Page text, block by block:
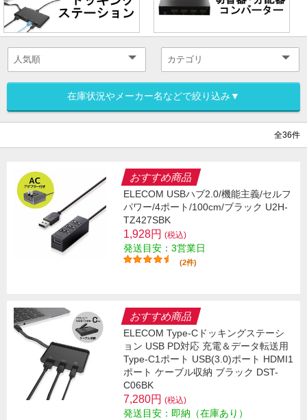
在庫状況やメーカー名などで絞り込み▼
全36件
おすすめ商品
ELECOM USBハブ2.0/機能主義/セルフ
パワー/4ポート/100cm/ブラック U2H-
TZ427SBK
1,928円 (税込)
発送目安：3営業日
(2件)
おすすめ商品
ELECOM Type-Cドッキングステーシ
ョン USB PD対応 充電＆データ転送用
Type-C1ポート USB(3.0)ポート HDMI1
ポート ケーブル収納 ブラック DST-
C06BK
7,280円 (税込)
発送目安：即納（在庫あり）